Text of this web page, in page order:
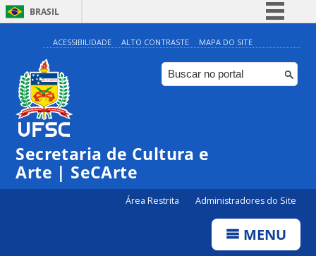
BRASIL
Simplifique!
Comunica BR
Participe
ACESSIBILIDADE ALTO CONTRASTE MAPA DO SITE
Secretaria de Cultura e
Arte | SeCArte
Área Restrita Administradores do Site
MENU
0:00
1:00